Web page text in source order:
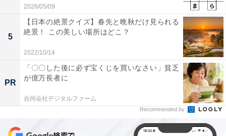
2026/05/09
5
【日本の絶景クイズ】春先と晩秋だけ見られる
絶景！ この美しい場所はどこ？
2022/10/14
PR
「〇〇した後に必ず宝くじを買いなさい」貧乏
が億万長者に
合同会社デジタルファーム
Recommended by